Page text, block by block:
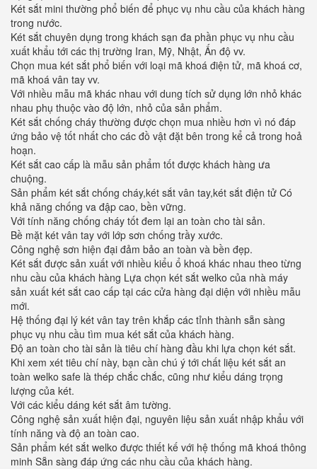
Két sắt mini thường phổ biến để phục vụ nhu cầu của khách hàng
trong nước.
Két sắt chuyên dụng trong khách sạn đa phần phục vụ nhu cầu
xuất khẩu tới các thị trường Iran, Mỹ, Nhật, Ấn độ vv.
Chọn mua két sắt phổ biến với loại mã khoá điện tử, mã khoá cơ,
mã khoá vân tay vv.
Với nhiều mẫu mã khác nhau với dung tích sử dụng lớn nhỏ khác
nhau phụ thuộc vào độ lớn, nhỏ của sản phẩm.
Két sắt chống cháy thường được chọn mua nhiều hơn vì nó đáp
ứng bảo vệ tốt nhất cho các đồ vật đặt bên trong kể cả trong hoả
hoạn.
Két sắt cao cấp là mẫu sản phẩm tốt được khách hàng ưa
chuộng.
Sản phẩm két sắt chống cháy,két sắt vân tay,két sắt điện tử Có
khả năng chống va đập cao, bền vững.
Với tính năng chống cháy tốt đem lại an toàn cho tài sản.
Bề mặt két vân tay với lớp sơn chống trầy xước.
Công nghệ sơn hiện đại đảm bảo an toàn và bền đẹp.
Két sắt được sản xuất với nhiều kiểu ổ khoá khác nhau theo từng
nhu cầu của khách hàng Lựa chọn két sắt welko của nhà máy
sản xuất két sắt cao cấp tại các cửa hàng đại diện với nhiều mẫu
mới.
Hệ thống đại lý két vân tay trên khắp các tỉnh thành sẵn sàng
phục vụ nhu cầu tìm mua két sắt của khách hàng.
Độ an toàn cho tài sản là tiêu chí hàng đầu khi lựa chọn két sắt.
Khi xem xét tiêu chí này, bạn cần chú ý tới chất liệu két sắt an
toàn welko safe là thép chắc chắc, cũng như kiểu dáng trọng
lượng của két.
Với các kiểu dáng két sắt âm tường.
Công nghệ sản xuất hiện đại, nguyên liệu sản xuất nhập khẩu với
tính năng và độ an toàn cao.
Sản phẩm két sắt welko được thiết kế với hệ thống mã khoá thông
minh Sẵn sàng đáp ứng các nhu cầu của khách hàng.